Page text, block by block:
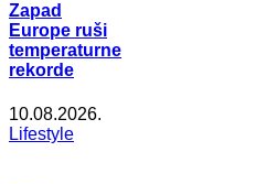
Zapad
Europe ruši
temperaturne
rekorde
10.08.2026.
Lifestyle